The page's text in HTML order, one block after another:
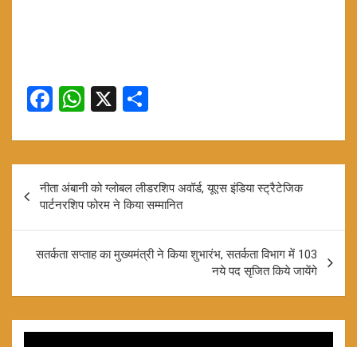
F
ce
o
o
k
W
at
s
A
p
p
X
ar
e
Post
navigation
नीता अंबानी को ग्लोबल लीडरशिप अवॉर्ड, यूएस इंडिया स्ट्रैटेजिक
पार्टनरशिप फोरम ने किया सम्मानित
सतर्कता सप्ताह का मुख्यमंत्री ने किया शुभारंभ, सतर्कता विभाग में 103
नये पद सृजित किये जायेंगे